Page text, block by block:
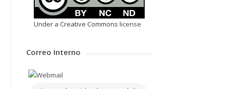
Under a Creative Commons license
Correo Interno